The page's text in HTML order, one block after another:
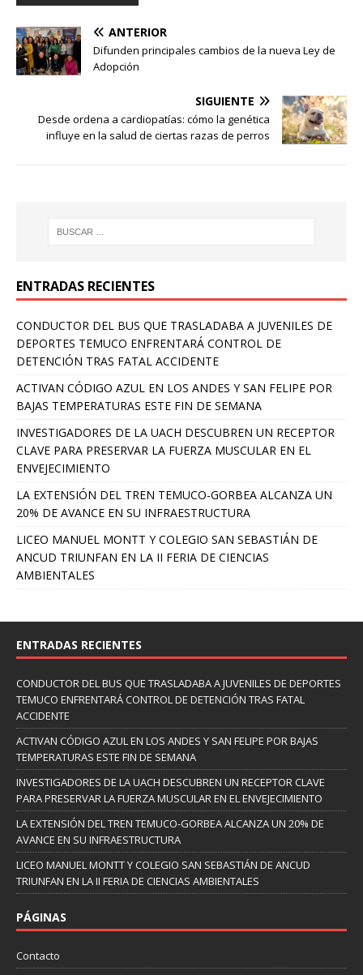
ANTERIOR
Difunden principales cambios de la nueva Ley de
Adopción
SIGUIENTE
Desde ordena a cardiopatías: cómo la genética
influye en la salud de ciertas razas de perros
ENTRADAS RECIENTES
CONDUCTOR DEL BUS QUE TRASLADABA A JUVENILES DE
DEPORTES TEMUCO ENFRENTARÁ CONTROL DE
DETENCIÓN TRAS FATAL ACCIDENTE
ACTIVAN CÓDIGO AZUL EN LOS ANDES Y SAN FELIPE POR
BAJAS TEMPERATURAS ESTE FIN DE SEMANA
INVESTIGADORES DE LA UACH DESCUBREN UN RECEPTOR
CLAVE PARA PRESERVAR LA FUERZA MUSCULAR EN EL
ENVEJECIMIENTO
LA EXTENSIÓN DEL TREN TEMUCO-GORBEA ALCANZA UN
20% DE AVANCE EN SU INFRAESTRUCTURA
LICEO MANUEL MONTT Y COLEGIO SAN SEBASTIÁN DE
ANCUD TRIUNFAN EN LA II FERIA DE CIENCIAS
AMBIENTALES
ENTRADAS RECIENTES
CONDUCTOR DEL BUS QUE TRASLADABA A JUVENILES DE DEPORTES
TEMUCO ENFRENTARÁ CONTROL DE DETENCIÓN TRAS FATAL
ACCIDENTE
ACTIVAN CÓDIGO AZUL EN LOS ANDES Y SAN FELIPE POR BAJAS
TEMPERATURAS ESTE FIN DE SEMANA
INVESTIGADORES DE LA UACH DESCUBREN UN RECEPTOR CLAVE
PARA PRESERVAR LA FUERZA MUSCULAR EN EL ENVEJECIMIENTO
LA EXTENSIÓN DEL TREN TEMUCO-GORBEA ALCANZA UN 20% DE
AVANCE EN SU INFRAESTRUCTURA
LICEO MANUEL MONTT Y COLEGIO SAN SEBASTIÁN DE ANCUD
TRIUNFAN EN LA II FERIA DE CIENCIAS AMBIENTALES
PÁGINAS
Contacto